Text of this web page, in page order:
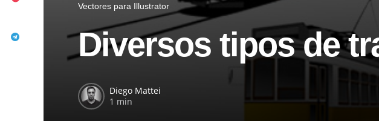
Vectores para Illustrator
Diversos tipos de
Diego Mattei
1 min